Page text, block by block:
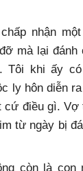
nhận
mà lại đánh
Tôi khi ấy
ly hôn diễn
điều gì. Vợ
từ ngày bị
còn là con